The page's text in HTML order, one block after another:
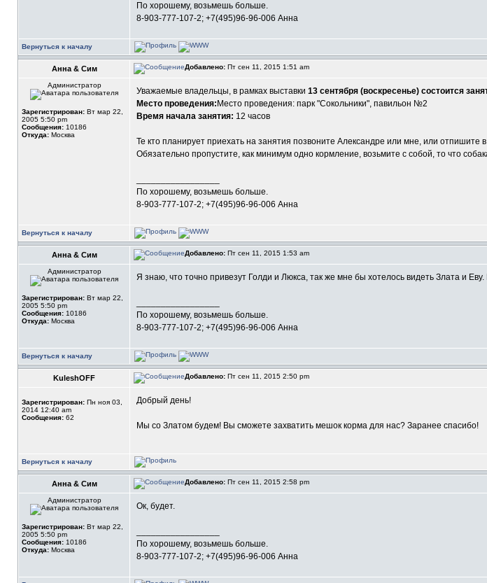
По хорошему, возьмешь больше.
8-903-777-107-2; +7(495)96-96-006 Анна
Вернуться к началу
Анна & Сим Добавлено: Пт сен 11, 2015 1:51 am
Администратор
Зарегистрирован: Вт мар 22,
2005 5:50 pm
Сообщения: 10186
Откуда: Москва
Уважаемые владельцы, в рамках выставки 13 сентября (воскресенье) состоится
Место проведения: Место проведения: парк "Сокольники", павильон №2
Время начала занятия: 12 часов
Те кто планирует приехать на занятия позвоните Александре или мне, или отпишите
Обязательно пропустите, как минимум одно кормление, возьмите с собой, то что
По хорошему, возьмешь больше.
8-903-777-107-2; +7(495)96-96-006 Анна
Вернуться к началу
Анна & Сим Добавлено: Пт сен 11, 2015 1:53 am
Администратор
Зарегистрирован: Вт мар 22,
2005 5:50 pm
Сообщения: 10186
Откуда: Москва
Я знаю, что точно привезут Голди и Люкса, так же мне бы хотелось видеть Злата и
По хорошему, возьмешь больше.
8-903-777-107-2; +7(495)96-96-006 Анна
Вернуться к началу
KuleshOFF Добавлено: Пт сен 11, 2015 2:50 pm
Зарегистрирован: Пн ноя 03,
2014 12:40 am
Сообщения: 62
Добрый день!
Мы со Златом будем! Вы сможете захватить мешок корма для нас? Заранее спасибо!
Вернуться к началу
Анна & Сим Добавлено: Пт сен 11, 2015 2:58 pm
Администратор
Зарегистрирован: Вт мар 22,
2005 5:50 pm
Сообщения: 10186
Откуда: Москва
Ок, будет.
По хорошему, возьмешь больше.
8-903-777-107-2; +7(495)96-96-006 Анна